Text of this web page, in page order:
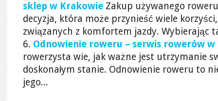
sklep w Krakowie Zakup używanego
decyzja, która może przynieść wiele
związanych z komfortem jazdy. Wybierając
Odnowienie roweru – serwis rowerów w
rowerzysta wie, jak ważne jest utrzymanie
doskonałym stanie. Odnowienie roweru to
jego...